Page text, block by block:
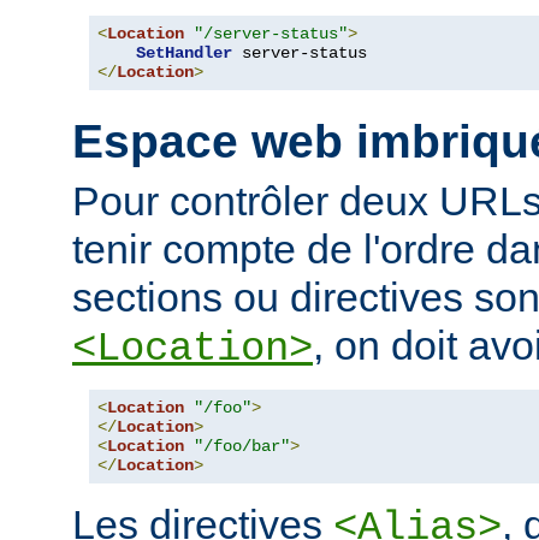
<Location "/server-status">
SetHandler
</Location>
Espace web
Pour contrôler deux
tenir compte de l'ordre
sections ou directives
<Location>, on doit
<Location "/foo">
</Location>
<Location "/foo/bar">
</Location>
Les directives <Alias>,